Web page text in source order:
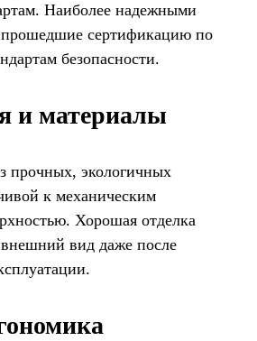
Наиболее надежными
прошедшие сертификацию по
безопасности.
и материалы
прочных, экологичных
к механическим
Хорошая отделка
вид даже после